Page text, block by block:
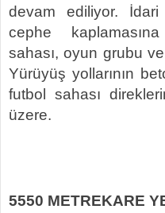
devam ediliyor.
cephe
sahası, oyun grubu
Yürüyüş yollarının
futbol sahası
üzere.
5550 METREKARE